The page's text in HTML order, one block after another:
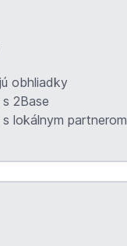
obhliadky
2Base
lokálnym partnerom